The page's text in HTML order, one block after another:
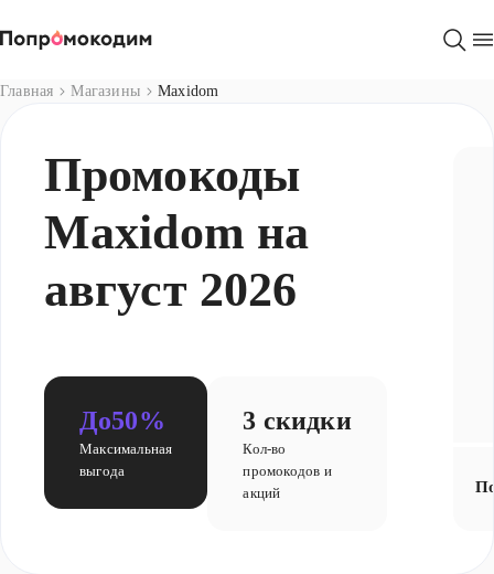
Главная Магазины Maxidom
Промокоды
Maxidom на
август 2026
До50%
Максимальная
выгода
3 скидки
Кол-во
промокодов и
акций